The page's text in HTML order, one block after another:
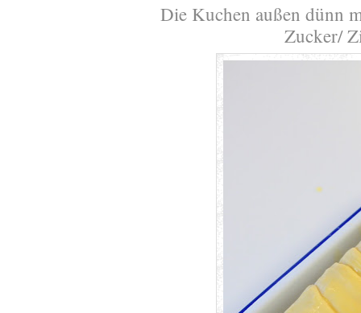
Die Kuchen außen dünn
Zucker/